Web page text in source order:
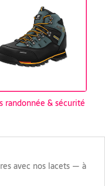
randonnée & sécurité
avec nos lacets — à